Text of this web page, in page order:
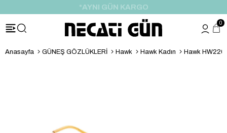
*AYNI GÜN KARGO
0
Anasayfa GÜNEŞ GÖZLÜKLERİ Hawk Hawk Kadın Hawk